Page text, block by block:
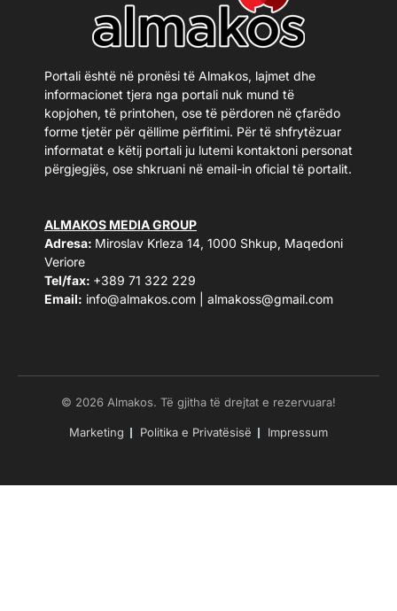
Portali është në pronësi të Almakos, lajmet dhe
informacionet tjera nga portali nuk mund të
kopjohen, të printohen, ose të përdoren në çfarëdo
forme tjetër për qëllime përfitimi. Për të shfrytëzuar
informatat e këtij portali ju lutemi kontaktoni personat
përgjegjës, ose shkruani në email-in oficial të portalit.
ALMAKOS MEDIA GROUP
Adresa: Miroslav Krleza 14, 1000 Shkup, Maqedoni
Veriore
Tel/fax: +389 71 322 229
Email: info@almakos.com almakoss@gmail.com
© 2026 Almakos. Të gjitha të drejtat e rezervuara!
Marketing Politika e Privatësisë Impressum